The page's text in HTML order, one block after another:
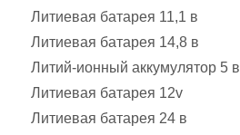
Литиевая батарея 11,1 в
Литиевая батарея 14,8 в
Литий-ионный аккумулятор 5 в
Литиевая батарея 12v
Литиевая батарея 24 в